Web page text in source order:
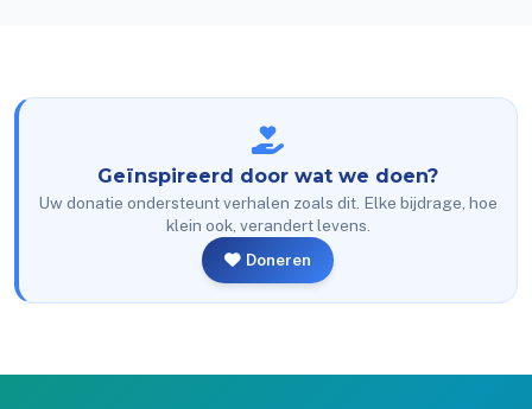
Geïnspireerd door wat we doen?
Uw donatie ondersteunt verhalen zoals dit. Elke bijdrage, hoe
klein ook, verandert levens.
Doneren